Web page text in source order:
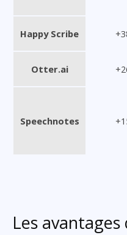
Happy Scribe
Otter.ai
Speechnotes
Les avantages